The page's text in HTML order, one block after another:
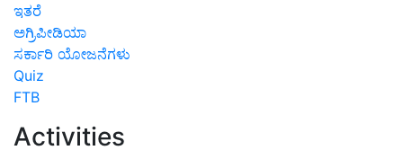
ಇತರೆ
ಅಗ್ರಿಪೀಡಿಯಾ
ಸರ್ಕಾರಿ ಯೋಜನೆಗಳು
Quiz
FTB
Activities